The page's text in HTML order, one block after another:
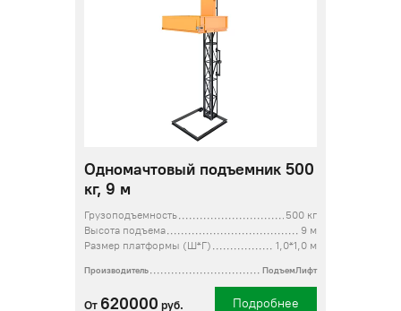
Одномачтовый подъемник 500
кг, 9 м
Грузоподъемность
500 кг
Высота подъема
9 м
Размер платформы (Ш*Г)
1,0*1,0 м
Производитель ПодъемЛифт
От 620000 руб. Подробнее